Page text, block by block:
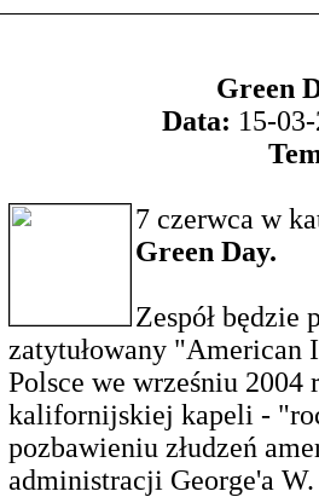
Green
Data: 15-
7 czerwca w
Green Day.
Zespół będzie
zatytułowany "American
Polsce we wrześniu 2004
kalifornijskiej kapeli -
pozbawieniu złudzeń
administracji George'a